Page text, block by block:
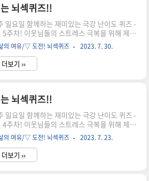
의 상상력을 최대한 발휘해 보세요. 문제를 다
다면 아래의 정답 확인으로↓↓↓ [퀴즈 정답
!!] 퀴즈 040 정답은? '2번 S/W 기사 안보안
니다. 프로그래머 손가락 3은 오목판 3행을
합니다. 3행 오목알 8개(하얀알은 0, 검정알은
2진수 00010110이며, 10진수로 22로써 ..
뇌섹퀴즈!!
일요일 함께하는 재미있는 극강 난이도 퀴즈 -
5주차! 이웃님들의 스트레스 극복을 위해 제공
는 "극강 난이도 퀴즈문제"입니다. 원래 힘이
는 더 힘든 일에 집중해서 아무 생각 안하는게
입니다. 그래서 준비한 극강 퀴즈입니다. 골때
문제들을 풀며 집중하다보면 어느새 삶의 고
최대한 발휘해 보세요. 문제를 다 푸셨다면 아
정답 확인으로↓↓↓ [퀴즈 정답 공개!!] 퀴즈
정답은? 'L' 입니다. 알파벳이 있는 칸 전체는
컵을 나타내며, 휴식은 티타임을 의미합니다.
벳 조모임은 커피 종류명과 커피에 들어가는
명 이니셜을 나타냅니다. 커피 종류명과 재료
영어단어를 적..
의 여유/▽ 도전! 뇌섹퀴즈 2023. 7. 30.
더보기 ››
뇌섹퀴즈!!
일요일 함께하는 재미있는 극강 난이도 퀴즈 -
4주차! 이웃님들의 스트레스 극복을 위해 제공
는 "극강 난이도 퀴즈문제"입니다. 원래 힘이
는 더 힘든 일에 집중해서 아무 생각 안하는게
입니다. 그래서 준비한 극강 퀴즈입니다. 골때
문제들을 풀며 집중하다보면 어느새 삶의 고
의 여유/▽ 도전! 뇌섹퀴즈 2023. 7. 23.
더보기 ››